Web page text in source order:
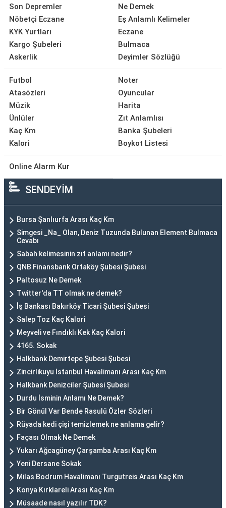
Son Depremler
Nöbetçi Eczane
KYK Yurtları
Kargo Şubeleri
Askerlik
Ne Demek
Eş Anlamlı Kelimeler
Eczane
Bulmaca
Deyimler Sözlüğü
Futbol
Atasözleri
Müzik
Ünlüler
Kaç Km
Kalori
Noter
Oyuncular
Harita
Zıt Anlamlısı
Banka Şubeleri
Boykot Listesi
Online Alarm Kur
SENDEYİM
Bursa Şanlıurfa Arası Kaç Km
Simgesi _Na_ Olan, Deniz Tuzunda Bulunan Element Bulmaca
Cevabı
Sabah kelimesinin zıt anlamı nedir?
QNB Finansbank Ortaköy Şubesi Şubesi
Paltosuz Ne Demek
Twitter'da TT olmak ne demek?
İş Bankası Bakırköy Ticari Şubesi Şubesi
Salep Toz Kaç Kalori
Meyveli ve Fındıklı Kek Kaç Kalori
4165. Sokak
Halkbank Demirtepe Şubesi Şubesi
Zincirlikuyu İstanbul Havalimanı Arası Kaç Km
Halkbank Denizciler Şubesi Şubesi
Durdu İsminin Anlamı Ne Demek?
Bir Gönül Var Bende Rasulü Özler Sözleri
Rüyada kedi çişi temizlemek ne anlama gelir?
Façası Olmak Ne Demek
Yukarı Ağcagüney Çarşamba Arası Kaç Km
Yeni Dersane Sokak
Milas Bodrum Havalimanı Turgutreis Arası Kaç Km
Konya Kırklareli Arası Kaç Km
Müsaade nasıl yazılır TDK?